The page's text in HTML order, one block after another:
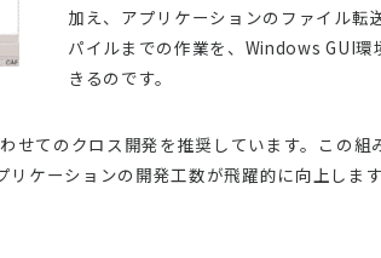
加え、アプリケーションのファイル転
パイルまでの作業を、Windows GUI
きるのです。
てのクロス開発を推奨しています。この組
ケーションの開発工数が飛躍的に向上しま